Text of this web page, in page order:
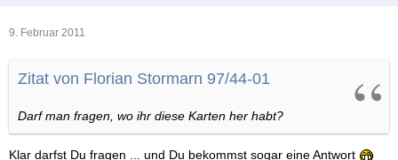
9. Februar 2011
Zitat von Florian Stormarn 97/44-01
Darf man fragen, wo ihr diese Karten her habt?
Klar darfst Du fragen ... und Du bekommst sogar eine Antwort